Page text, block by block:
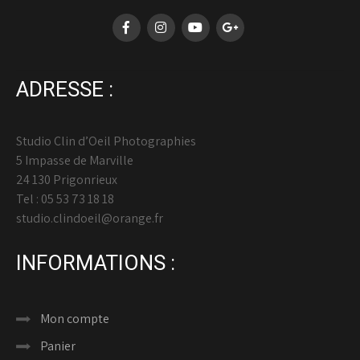
ADRESSE :
Studio Clin d’Oeil Photographies
5 Impasse de Marville
24 130 Prigonrieux
Tel : 05 53 73 18 18
studio.clindoeil@orange.fr
INFORMATIONS :
Mon compte
Panier